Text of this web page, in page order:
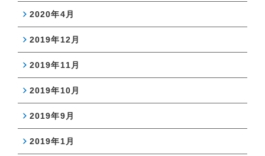
2020年4月
2019年12月
2019年11月
2019年10月
2019年9月
2019年1月